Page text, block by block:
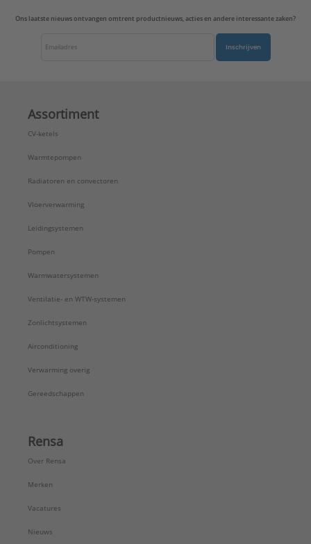
Ons laatste nieuws ontvangen omtrent productnieuws, acties en andere interessante zaken?
Inschrijven
Assortiment
CV-ketels
Warmtepompen
Radiatoren en convectoren
Vloerverwarming
Leidingsystemen
Pompen
Warmwatersystemen
Ventilatie- en WTW-systemen
Zonlichtsystemen
Airconditioning
Verwarming overig
Gereedschappen
Rensa
Over Rensa
Merken
Vacatures
Nieuws